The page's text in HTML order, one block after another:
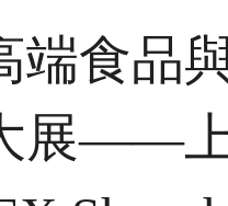
端食品
展——